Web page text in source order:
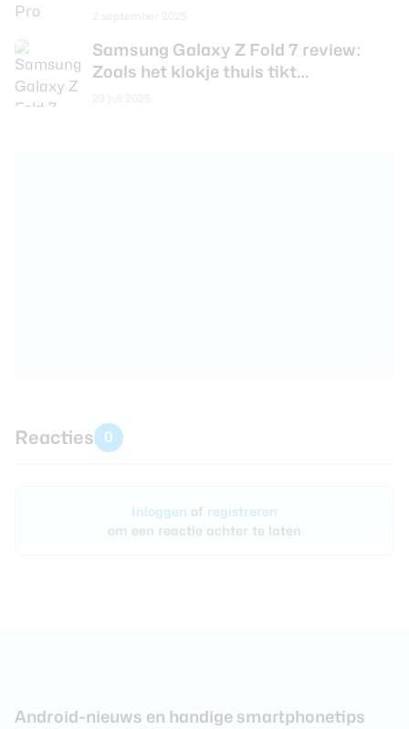
Samsung Galaxy Z Fold 7 review:
Zoals het klokje thuis tikt…
Reacties 0
Inloggen of registreren
om een reactie achter te laten
Android-nieuws en handige smartphonetips